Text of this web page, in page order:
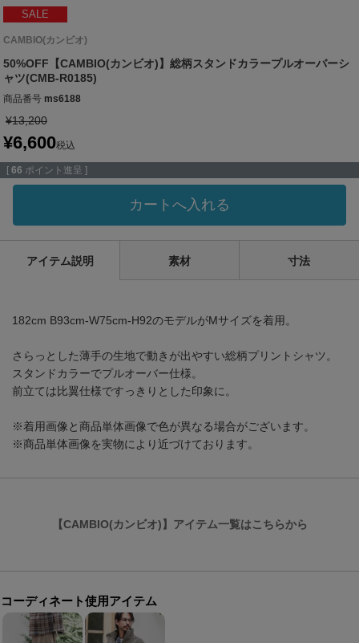
SALE
CAMBIO(カンビオ)
50%OFF【CAMBIO(カンビオ)】総柄スタンドカラープルオーバーシ
ャツ(CMB-R0185)
商品番号 ms6188
¥13,200
¥6,600税込
[ 66 ポイント進呈 ]
カートへ入れる
アイテム説明 素材 寸法
182cm B93cm-W75cm-H92のモデルがMサイズを着用。
さらっとした薄手の生地で動きが出やすい総柄プリントシャツ。
スタンドカラーでプルオーバー仕様。
前立ては比翼仕様ですっきりとした印象に。
※着用画像と商品単体画像で色が異なる場合がございます。
※商品単体画像を実物により近づけております。
【CAMBIO(カンビオ)】アイテム一覧はこちらから
コーディネート使用アイテム